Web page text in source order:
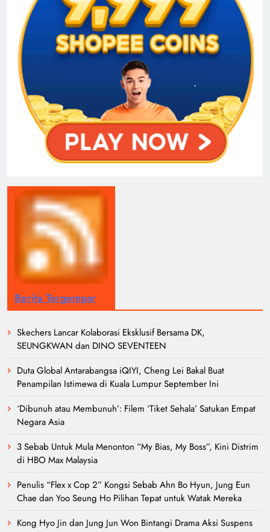
Berita Tergempar
Skechers Lancar Kolaborasi Eksklusif Bersama DK,
SEUNGKWAN dan DINO SEVENTEEN
Duta Global Antarabangsa iQIYI, Cheng Lei Bakal Buat
Penampilan Istimewa di Kuala Lumpur September Ini
‘Dibunuh atau Membunuh’: Filem ‘Tiket Sehala’ Satukan Empat
Negara Asia
3 Sebab Untuk Mula Menonton “My Bias, My Boss”, Kini Distrim
di HBO Max Malaysia
Penulis “Flex x Cop 2” Kongsi Sebab Ahn Bo Hyun, Jung Eun
Chae dan Yoo Seung Ho Pilihan Tepat untuk Watak Mereka
Kong Hyo Jin dan Jung Jun Won Bintangi Drama Aksi Suspens